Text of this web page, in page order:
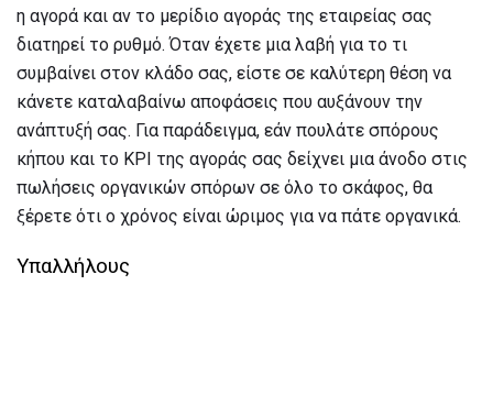
η αγορά και αν το μερίδιο αγοράς της εταιρείας σας
διατηρεί το ρυθμό. Όταν έχετε μια λαβή για το τι
συμβαίνει στον κλάδο σας, είστε σε καλύτερη θέση να
κάνετε καταλαβαίνω αποφάσεις που αυξάνουν την
ανάπτυξή σας. Για παράδειγμα, εάν πουλάτε σπόρους
κήπου και το KPI της αγοράς σας δείχνει μια άνοδο στις
πωλήσεις οργανικών σπόρων σε όλο το σκάφος, θα
ξέρετε ότι ο χρόνος είναι ώριμος για να πάτε οργανικά.
Υπαλλήλους